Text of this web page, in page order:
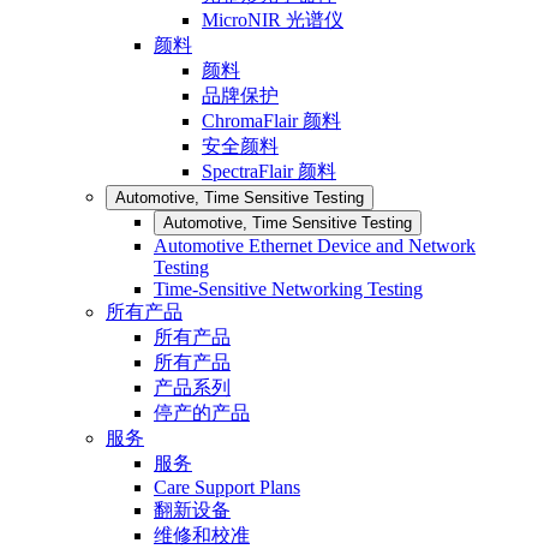
MicroNIR 光谱仪
颜料
颜料
品牌保护
ChromaFlair 颜料
安全颜料
SpectraFlair 颜料
Automotive, Time Sensitive Testing
Automotive, Time Sensitive Testing
Automotive Ethernet Device and Network
Testing
Time-Sensitive Networking Testing
所有产品
所有产品
所有产品
产品系列
停产的产品
服务
服务
Care Support Plans
翻新设备
维修和校准